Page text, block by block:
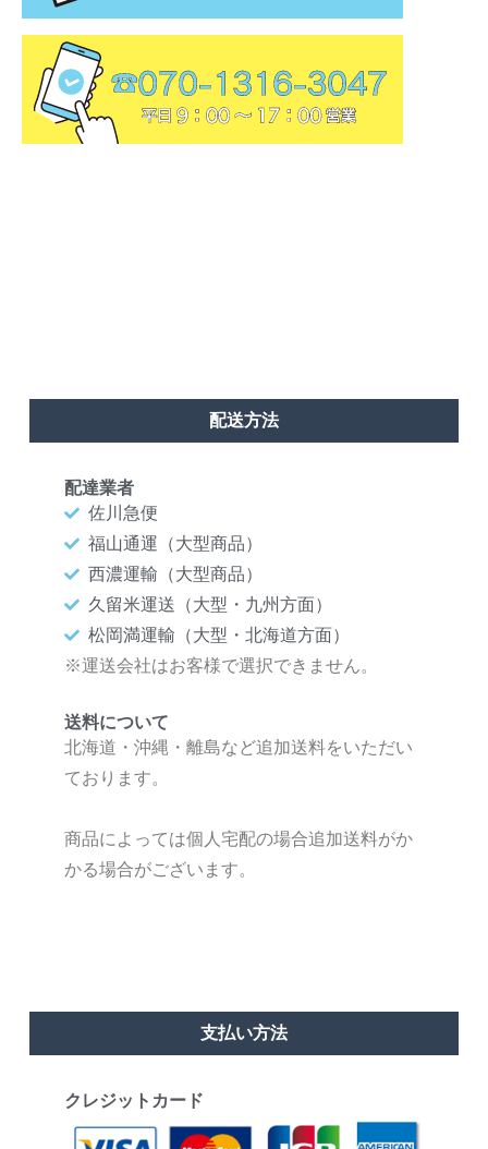
配送方法
配達業者
佐川急便
福山通運（大型商品）
西濃運輸（大型商品）
久留米運送（大型・九州方面）
松岡満運輸（大型・北海道方面）
※運送会社はお客様で選択できません。
送料について
北海道・沖縄・離島など追加送料をいただい
ております。
商品によっては個人宅配の場合追加送料がか
かる場合がございます。
支払い方法
クレジットカード